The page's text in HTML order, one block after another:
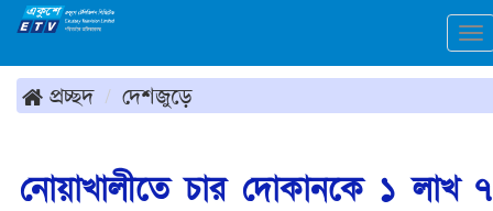
প্রচ্ছদ দেশজুড়ে
নোয়াখালীতে চার দোকানকে ১ লাখ